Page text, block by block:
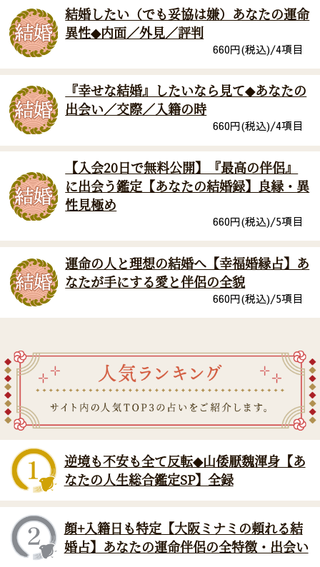
結婚したい（でも妥協は嫌）あなたの運命
異性◆内面／外見／評判
660円(税込)/4項目
『幸せな結婚』したいなら見て◆あなたの
出会い／交際／入籍の時
660円(税込)/4項目
【入会20日で無料公開】『最高の伴侶』
に出会う鑑定【あなたの結婚録】良縁・異
性見極め
660円(税込)/5項目
運命の人と理想の結婚へ【幸福婚縁占】あ
なたが手にする愛と伴侶の全貌
660円(税込)/5項目
逆境も不安も全て反転◆山倭厭魏渾身【あ
なたの人生総合鑑定SP】全録
顔+入籍日も特定【大阪ミナミの頼れる結
婚占】あなたの運命伴侶の全特徴・出会い